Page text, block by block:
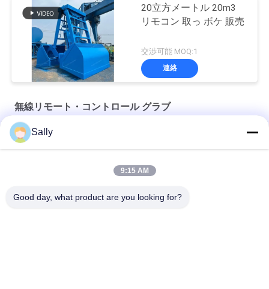
20立方メートル 20m3
リモコン 取っ ボケ 販売
交渉可能 MOQ:1
連絡
無線リモート・コントロール グラブ
100mの無線のリモート・コントロール グラブ
Sally
9:15 AM
Good day, what product are you looking for?